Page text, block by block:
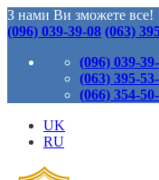
З нами Ви зможете все!
(096) 039-39-08 (063)
(096) 039-
(063) 395-
(066) 354-
UK
RU